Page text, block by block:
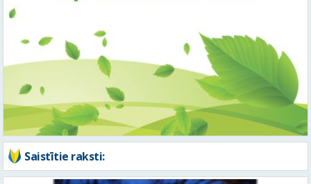
Saistītie raksti: